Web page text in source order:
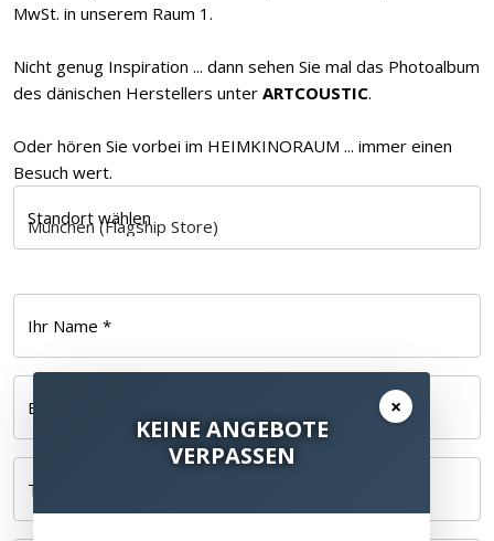
MwSt. in unserem Raum 1.
Nicht genug Inspiration ... dann sehen Sie mal das Photoalbum
des dänischen Herstellers unter ARTCOUSTIC.
Oder hören Sie vorbei im HEIMKINORAUM ... immer einen
Besuch wert.
Standort wählen
Ihr Name *
E-Mail *
Telefonnummer
×
KEINE ANGEBOTE
VERPASSEN